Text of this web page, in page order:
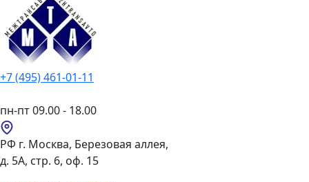
+7 (495) 461-01-11
пн-пт 09.00 - 18.00
РФ г. Москва, Березовая аллея,
д. 5А, стр. 6, оф. 15